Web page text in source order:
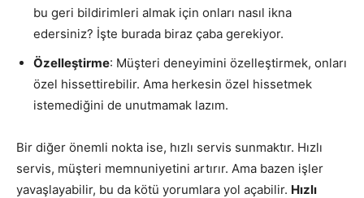
bu geri bildirimleri almak için onları nasıl ikna
edersiniz? İşte burada biraz çaba gerekiyor.
Özelleştirme: Müşteri deneyimini özelleştirmek, onları
özel hissettirebilir. Ama herkesin özel hissetmek
istemediğini de unutmamak lazım.
Bir diğer önemli nokta ise, hızlı servis sunmaktır. Hızlı
servis, müşteri memnuniyetini artırır. Ama bazen işler
yavaşlayabilir, bu da kötü yorumlara yol açabilir. Hızlı